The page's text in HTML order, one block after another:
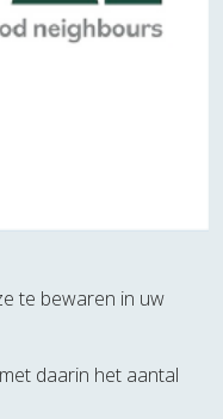
te bewaren in uw
daarin het aantal